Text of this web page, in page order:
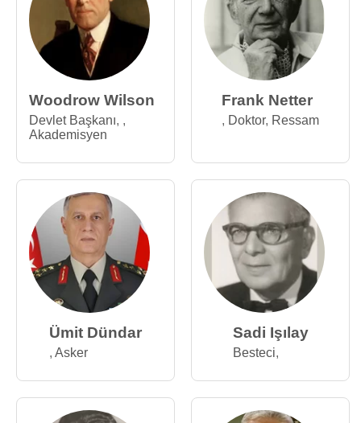
Woodrow Wilson
Devlet Başkanı, ,
Akademisyen
Frank Netter
, Doktor, Ressam
Ümit Dündar
, Asker
Sadi Işılay
Besteci,